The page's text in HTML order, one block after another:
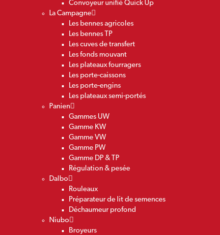
Convoyeur unifié Quick Up
La Campagne
Les bennes agricoles
Les bennes TP
Les cuves de transfert
Les fonds mouvant
Les plateaux fourragers
Les porte-caissons
Les porte-engins
Les plateaux semi-portés
Panien
Gammes UW
Gamme KW
Gamme VW
Gamme PW
Gamme DP & TP
Régulation & pesée
Dalbo
Rouleaux
Préparateur de lit de semences
Déchaumeur profond
Niubo
Broyeurs